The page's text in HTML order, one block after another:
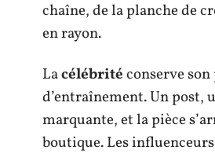
chaîne, de la planche de
en rayon.
Lacélébritéconserve
d’entraînement. Un post,
marquante, et la pièce
boutique. Les